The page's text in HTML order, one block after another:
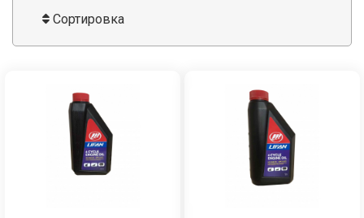
Для газонокосилки
Для мотора Лифан Минеральное
Полусинтетическое Трансмиссионное
Сортировка